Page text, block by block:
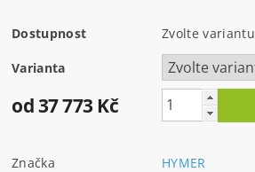
Dostupnost Zvolte variantu
Varianta
od 37 773 Kč
Značka
HYMER